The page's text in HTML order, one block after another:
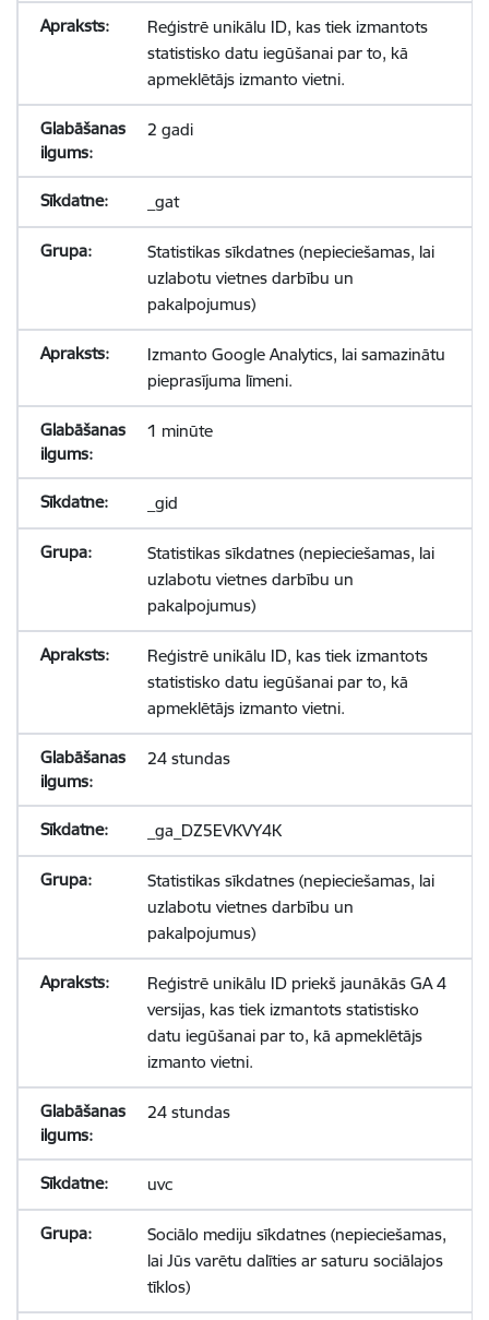
Reģistrē unikālu ID, kas tiek izmantots
statistisko datu iegūšanai par to, kā
apmeklētājs izmanto vietni.
2 gadi
_gat
Statistikas sīkdatnes (nepieciešamas, lai
uzlabotu vietnes darbību un
pakalpojumus)
Izmanto Google Analytics, lai samazinātu
pieprasījuma līmeni.
1 minūte
_gid
Statistikas sīkdatnes (nepieciešamas, lai
uzlabotu vietnes darbību un
pakalpojumus)
Reģistrē unikālu ID, kas tiek izmantots
statistisko datu iegūšanai par to, kā
apmeklētājs izmanto vietni.
24 stundas
_ga_DZ5EVKVY4K
Statistikas sīkdatnes (nepieciešamas, lai
uzlabotu vietnes darbību un
pakalpojumus)
Reģistrē unikālu ID priekš jaunākās GA 4
versijas, kas tiek izmantots statistisko
datu iegūšanai par to, kā apmeklētājs
izmanto vietni.
24 stundas
uvc
Sociālo mediju sīkdatnes (nepieciešamas,
lai Jūs varētu dalīties ar saturu sociālajos
tīklos)